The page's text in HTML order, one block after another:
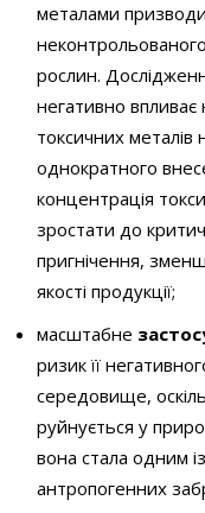
металами
рослин.
негативно
токсичних металів
однократного
концентрація
зростати до
пригнічення,
якості продукції;
масштабне
ризик її
середовище,
руйнується у
вона стала одним
антропогенних